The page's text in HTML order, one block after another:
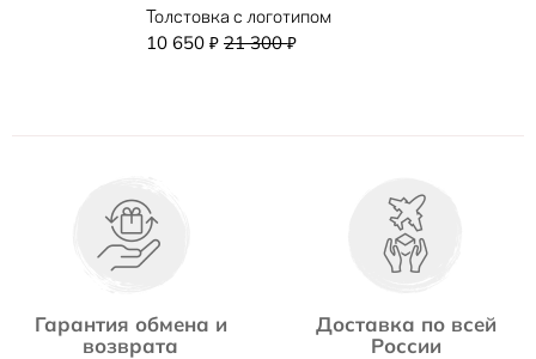
Толстовка с логотипом
10 650 ₽ 21 300₽
Гарантия обмена и
возврата
Доставка по всей
России